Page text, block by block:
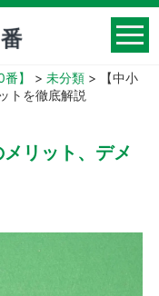
】 > 未分類>
【中小
トを徹底解説
メリット、デメ